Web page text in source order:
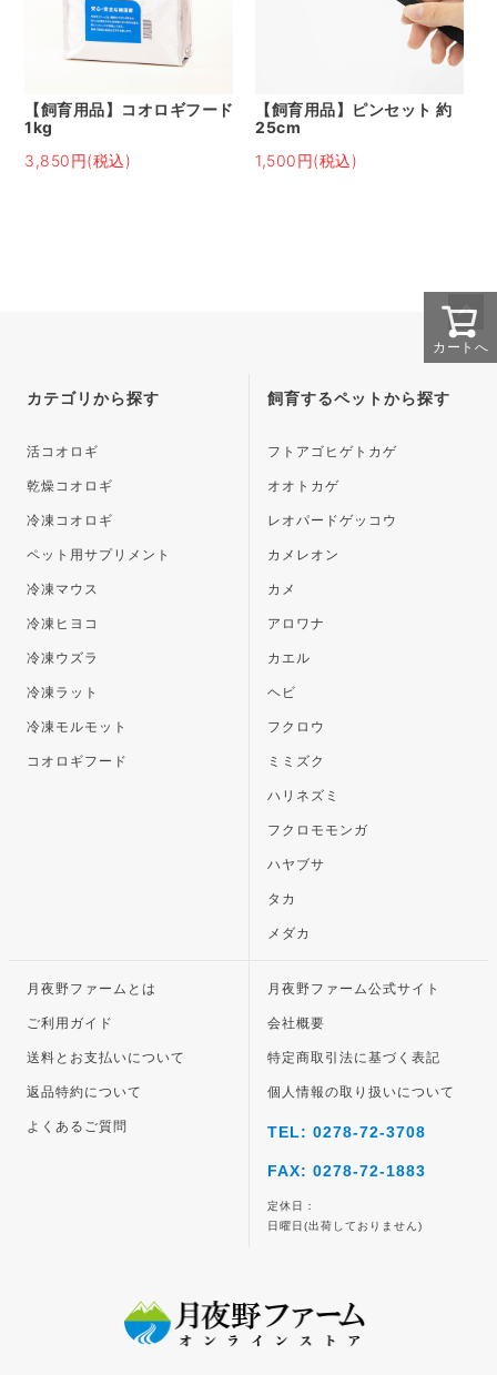
【飼育用品】コオロギフード
1kg
3,850円(税込)
【飼育用品】ピンセット 約
25cm
1,500円(税込)
カートへ
ペー
ジト
カテゴリから探す
活コオロギ
乾燥コオロギ
冷凍コオロギ
ペット用サプリメント
冷凍マウス
冷凍ヒヨコ
冷凍ウズラ
冷凍ラット
冷凍モルモット
コオロギフード
飼育するペットから探す
フトアゴヒゲトカゲ
オオトカゲ
レオパードゲッコウ
カメレオン
カメ
アロワナ
カエル
ヘビ
フクロウ
ミミズク
ハリネズミ
フクロモモンガ
ハヤブサ
タカ
メダカ
月夜野ファームとは
ご利用ガイド
送料とお支払いについて
返品特約について
よくあるご質問
月夜野ファーム公式サイト
会社概要
特定商取引法に基づく表記
個人情報の取り扱いについて
TEL: 0278-72-3708
FAX: 0278-72-1883
定休日：
日曜日(出荷しておりません)